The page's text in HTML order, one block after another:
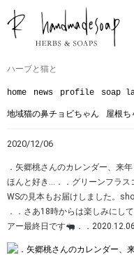
ハーブと猫と
home news profile soap
地域猫の鼻チョビちゃん 屋根ち
2020/12/06
．矢郷桃さんのカレンダー、来
ほんと好き…︎．．グリーンフラ
WSの見本もお届けしました。
．．さあ18時からは楽しみにし
アー最終日です
．．2020.12.06